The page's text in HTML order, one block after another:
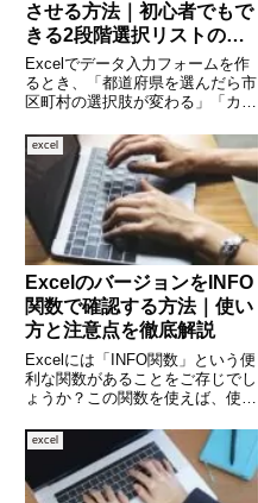
させる方法｜初心者でもで
きる2段階選択リストの作
り方
Excelでデータ入力フォームを作
るとき、「都道府県を選んだら市
区町村の選択肢が変わる」「カテ
など、選択肢が自動で切り替わわ
る“連動プルダウン”があると非常
に便利です。入力ミスも減り、作
業効率が大幅にアップしま
excel
ExcelのバージョンをINFO
関数で確認する方法｜使い
方と注意点を徹底解説
Excelには「INFO関数」という便
利な関数があることをご存じでし
ょうか？この関数を使えば、使用
報など、さまざまなシステムに関
する情報を簡単に取得できます。
特に、職場や複数の端末で作業し
ている方にとって
excel